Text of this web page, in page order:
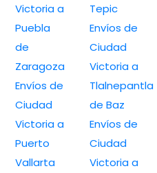
Victoria a
Puebla
de
Zaragoza
Envíos de
Ciudad
Victoria a
Puerto
Vallarta
Tepic
Envíos de
Ciudad
Victoria a
Tlalnepantla
de Baz
Envíos de
Ciudad
Victoria a